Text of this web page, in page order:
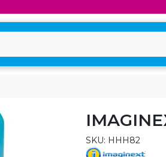
SKU: HHH82